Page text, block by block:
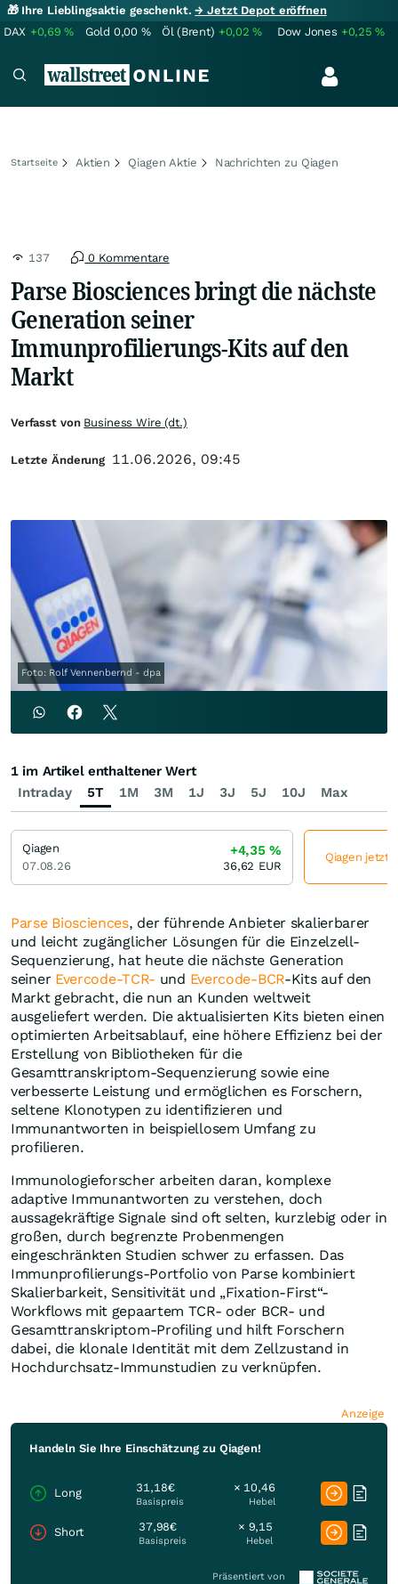
🎁 Ihre Lieblingsaktie geschenkt.→ Jetzt Depot eröffnen
DAX +0,69% Gold 0,00 % Öl (Brent) +0,02% Dow Jones +0,25%
Startseite Aktien Qiagen Aktie Nachrichten zu Qiagen
137 0 Kommentare
Parse Biosciences bringt die nächste
Generation seiner
Immunprofilierungs-Kits auf den
Markt
Foto: Rolf Vennenbernd - dpa
Parse Biosciences, der führende Anbieter skalierbarer
und leicht zugänglicher Lösungen für die Einzelzell-
Sequenzierung, hat heute die nächste Generation
seiner Evercode-TCR- und Evercode-BCR-Kits auf den
Markt gebracht, die nun an Kunden weltweit
ausgeliefert werden. Die aktualisierten Kits bieten einen
optimierten Arbeitsablauf, eine höhere Effizienz bei der
Erstellung von Bibliotheken für die
Gesamttranskriptom-Sequenzierung sowie eine
verbesserte Leistung und ermöglichen es Forschern,
seltene Klonotypen zu identifizieren und
Immunantworten in beispiellosem Umfang zu
profilieren.
Immunologieforscher arbeiten daran, komplexe
adaptive Immunantworten zu verstehen, doch
aussagekräftige Signale sind oft selten, kurzlebig oder in
großen, durch begrenzte Probenmengen
eingeschränkten Studien schwer zu erfassen. Das
Immunprofilierungs-Portfolio von Parse kombiniert
Skalierbarkeit, Sensitivität und „Fixation-First“-
Workflows mit gepaartem TCR- oder BCR- und
Gesamttranskriptom-Profiling und hilft Forschern
dabei, die klonale Identität mit dem Zellzustand in
Hochdurchsatz-Immunstudien zu verknüpfen.
Anzeige
Handeln Sie Ihre Einschätzung zu Qiagen!
Long 31,18€
Basispreis
× 10,46
Hebel
Short 37,98€
Basispreis
× 9,15
Hebel
Präsentiert von
Verfasst von Business Wire (dt.)
Letzte Änderung 11.06.2026, 09:45
Intraday 5T 1M 3M 1J 3J 5J 10J Max
1 im Artikel enthaltener Wert
Qiagen
07.08.26
+4,35%
36,62 EUR
Qiagen jetzt